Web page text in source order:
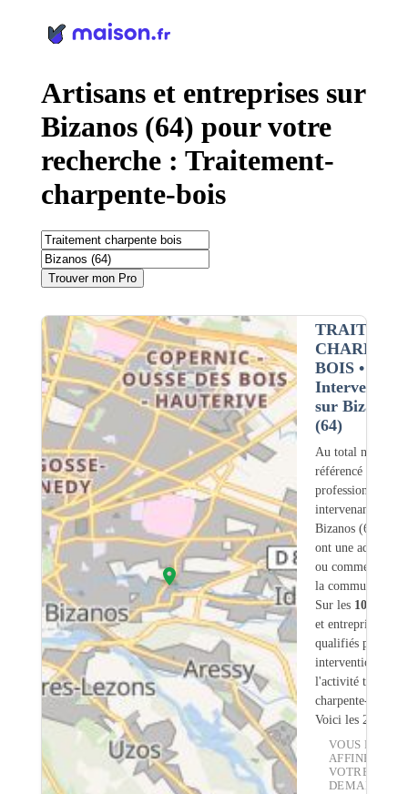
Artisans et entreprises sur
Bizanos (64) pour votre
recherche : Traitement-
charpente-bois
Trouver mon Pro
BOIS•
Intervention
sur Bizanos
(64)
Au total nous
référencé
professionnels
intervenant sur
Bizanos (64)
ont une adresse
ou commerciale
la commune.
Sur les 105
et entreprises
qualifiés pour une
intervention sur
l'activité
charpente-bois.
Voici les 20
VOUS
AFFINER
VOTRE
DEMANDE :